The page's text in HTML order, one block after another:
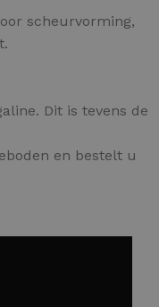
scheurvorming,
Dit is tevens de
en bestelt u